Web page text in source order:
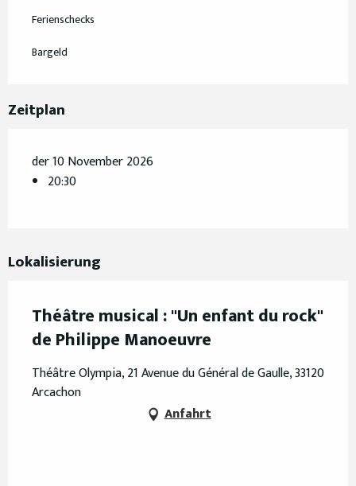
Ferienschecks
Bargeld
Zeitplan
der 10 November 2026
20:30
Lokalisierung
Théâtre musical : "Un enfant du rock"
de Philippe Manoeuvre
Théâtre Olympia, 21 Avenue du Général de Gaulle, 33120
Arcachon
Anfahrt